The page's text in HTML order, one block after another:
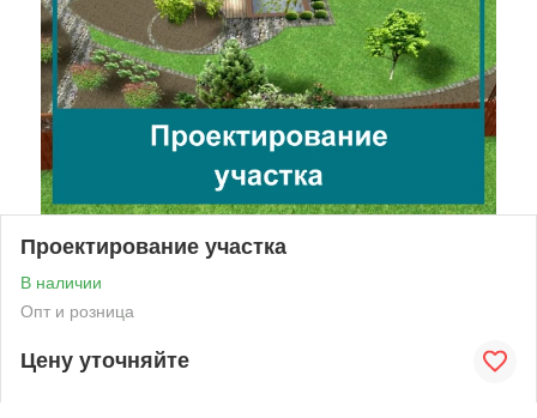
Проектирование участка
В наличии
Опт и розница
Цену уточняйте